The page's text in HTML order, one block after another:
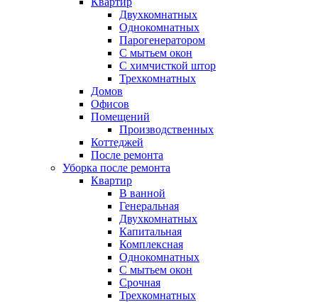
Двухкомнатных
Однокомнатных
Парогенератором
С мытьем окон
С химчисткой штор
Трехкомнатных
Домов
Офисов
Помещений
Производственных
Коттеджей
После ремонта
Уборка после ремонта
Квартир
В ванной
Генеральная
Двухкомнатных
Капитальная
Комплексная
Однокомнатных
С мытьем окон
Срочная
Трехкомнатных